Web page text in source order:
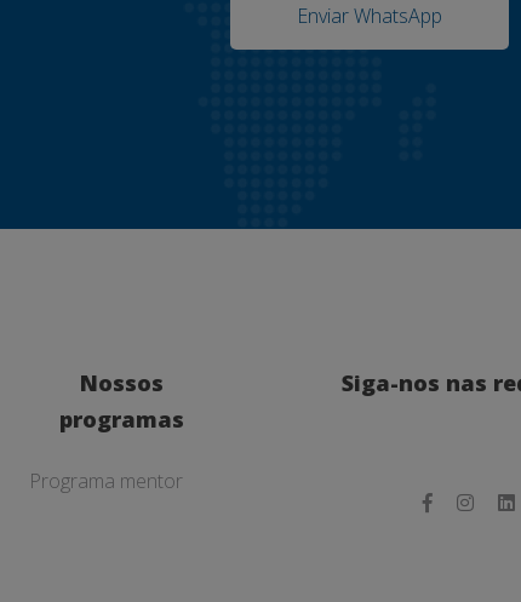
Enviar WhatsApp
Nossos
programas
Programa mentor
Siga-nos nas